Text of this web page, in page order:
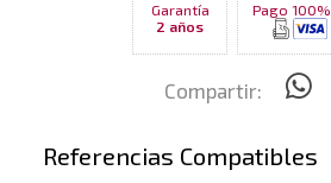
Garantía
2 años
Pago 100%
Compartir:
Referencias Compatibles